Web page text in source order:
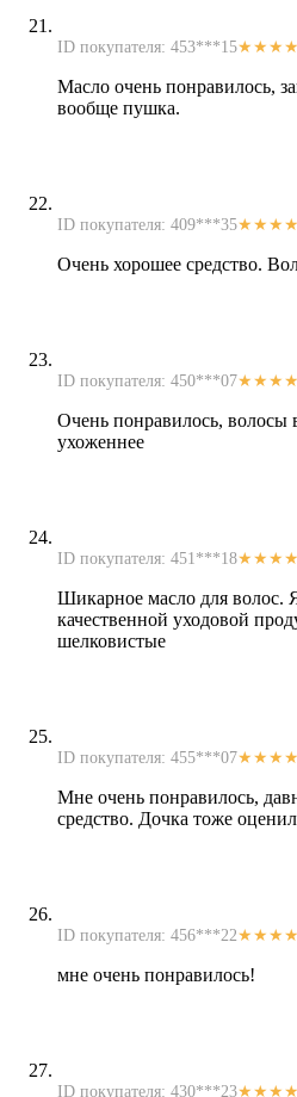
ID покупателя: 453***15
Масло очень понравилось,
вообще пушка.
ID покупателя: 409***35
Очень хорошее средство.
ID покупателя: 450***07
Очень понравилось, волосы
ухоженнее
ID покупателя: 451***18
Шикарное масло для волос.
качественной уходовой
шелковистые
ID покупателя: 455***07
Мне очень понравилось,
средство. Дочка тоже
ID покупателя: 456***22
мне очень понравилось!
ID покупателя: 430***23